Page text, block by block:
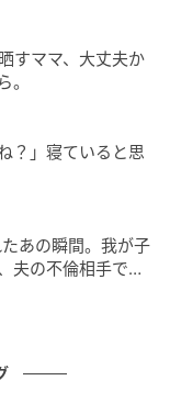
盛り上がりたい。
たい（55歳/女性）
たいので。（43
すママ、大丈夫か
。
？」寝ていると思
あの瞬間。我が子
夫の不倫相手でし